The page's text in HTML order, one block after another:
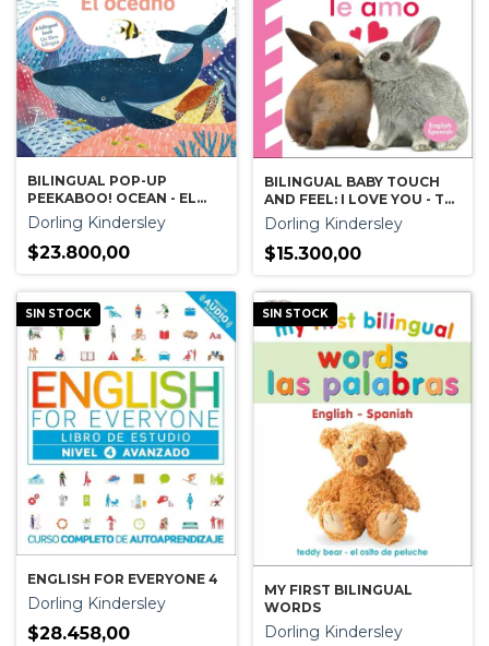
BILINGUAL POP-UP
PEEKABOO! OCEAN - EL
OCEANO
Dorling Kindersley
$23.800,00
BILINGUAL BABY TOUCH
AND FEEL: I LOVE YOU - TE
AMO
Dorling Kindersley
$15.300,00
SIN STOCK
ENGLISH FOR EVERYONE 4
Dorling Kindersley
$28.458,00
SIN STOCK
MY FIRST BILINGUAL
WORDS
Dorling Kindersley